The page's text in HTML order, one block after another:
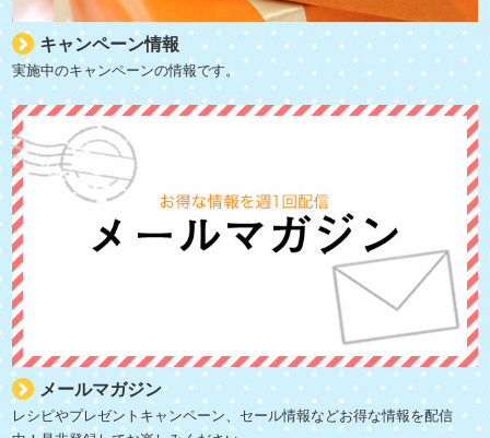
キャンペーン情報
実施中のキャンペーンの情報です。
メールマガジン
レシピやプレゼントキャンペーン、セール情報などお得な情報を配信